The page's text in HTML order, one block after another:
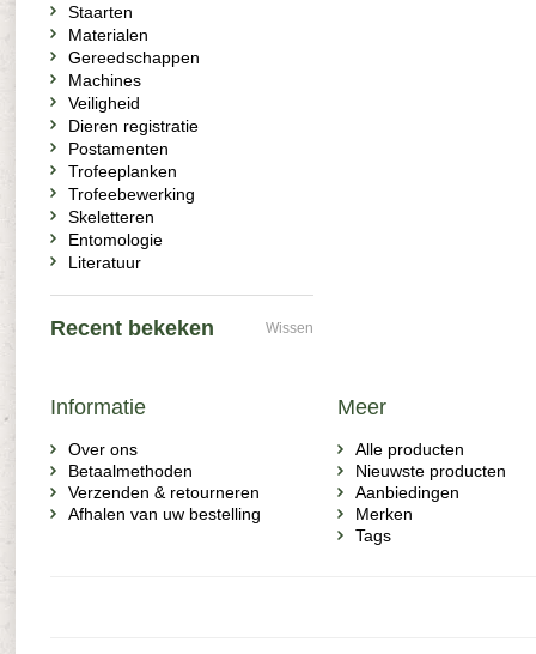
Staarten
Materialen
Gereedschappen
Machines
Veiligheid
Dieren registratie
Postamenten
Trofeeplanken
Trofeebewerking
Skeletteren
Entomologie
Literatuur
Recent bekeken Wissen
Informatie
Over ons
Betaalmethoden
Verzenden & retourneren
Afhalen van uw bestelling
Meer
Alle producten
Nieuwste producten
Aanbiedingen
Merken
Tags